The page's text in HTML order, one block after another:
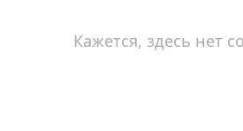
Кажется, здесь нет